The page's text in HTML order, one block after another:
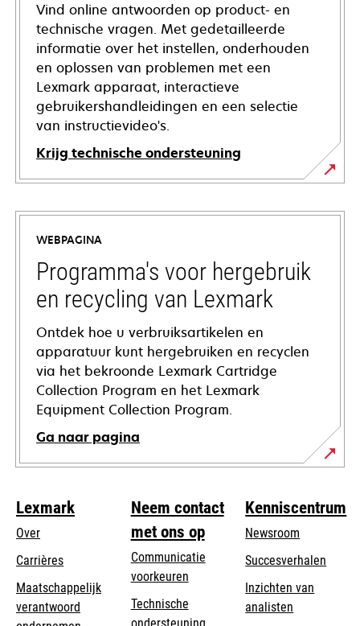
Vind online antwoorden op product- en
technische vragen. Met gedetailleerde
informatie over het instellen, onderhouden
en oplossen van problemen met een
Lexmark apparaat, interactieve
gebruikershandleidingen en een selectie
van instructievideo's.
Krijg technische ondersteuning
opens
in
new
tab
WEBPAGINA
Programma's voor hergebruik
en recycling van Lexmark
Ontdek hoe u verbruiksartikelen en
apparatuur kunt hergebruiken en recyclen
via het bekroonde Lexmark Cartridge
Collection Program en het Lexmark
Equipment Collection Program.
Ga naar pagina
Lexmark
Over
Carrières
Maatschappelijk
verantwoord
Neem contact
met ons op
Communicatie
voorkeuren
Technische
opens
Kenniscentrum
Newsroom
Succesverhalen
Inzichten van
analisten